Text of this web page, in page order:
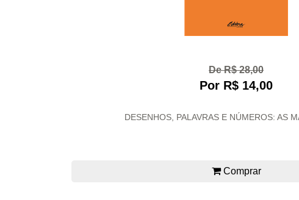
De R$ 28,00
Por R$ 14,00
DESENHOS, PALAVRAS E NÚMEROS: AS
Comprar